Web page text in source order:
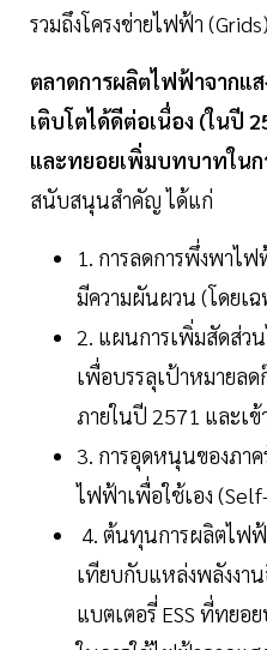
รวมถึงโครงข่ายไฟฟ้า (Grids)
ตลาดการผลิตไฟฟ้าจากแ
เติบโตได้ดีต่อเนื่อง (ในปี
และทยอยเพิ่มบทบาทในก
สนับสนุนสำคัญ ได้แก่
1. การลดการพึ่งพาไ
มีความผันผวน (โดยเ
2. แผนการเพิ่มสัดส่ว
เพื่อบรรลุเป้าหมายล
ภายในปี 2571 และเ
3. การอุดหนุนของภา
ไฟฟ้าเพื่อใช้เอง
4. ต้นทุนการผลิตไฟ
เทียบกับแหล่งพลังงา
แบตเตอรี่ ESS ที่ทยอ